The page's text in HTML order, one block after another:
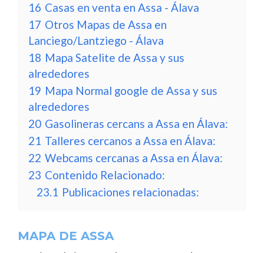
16 Casas en venta en Assa - Álava
17 Otros Mapas de Assa en
Lanciego/Lantziego - Álava
18 Mapa Satelite de Assa y sus
alrededores
19 Mapa Normal google de Assa y sus
alrededores
20 Gasolineras cercans a Assa en Álava:
21 Talleres cercanos a Assa en Álava:
22 Webcams cercanas a Assa en Álava:
23 Contenido Relacionado:
23.1 Publicaciones relacionadas:
MAPA DE ASSA